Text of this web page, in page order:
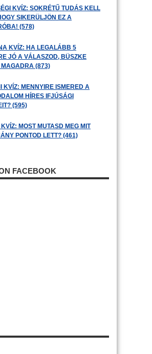
KVÍZ: SOKRÉTŰ TUDÁS KELL
SIKERÜLJÖN EZ A
(578)
KVÍZ: HA LEGALÁBB 5
JÓ A VÁLASZOD, BÜSZKE
MAGADRA (873)
KVÍZ: MENNYIRE ISMERED A
HÍRES IFJÚSÁGI
(595)
MOST MUTASD MEG MIT
PONTOD LETT? (461)
FACEBOOK